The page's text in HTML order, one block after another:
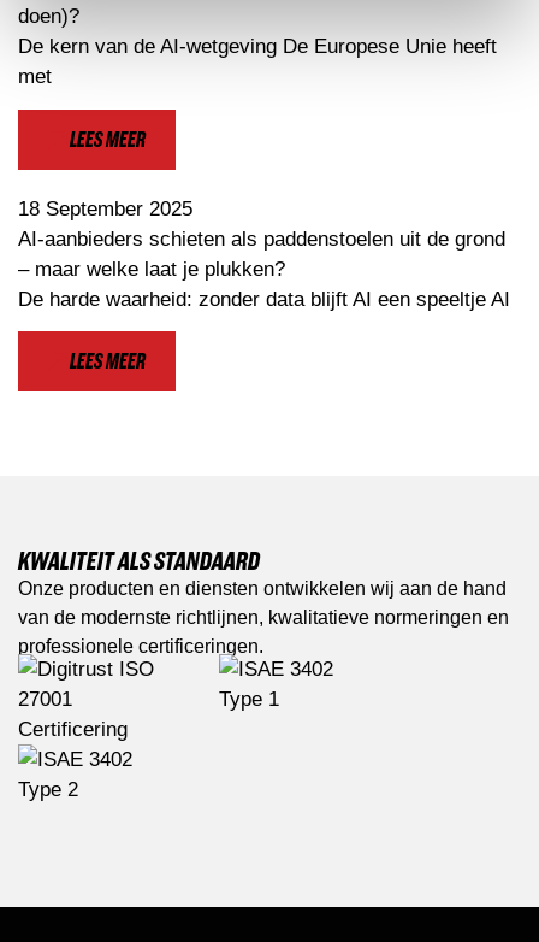
doen)?
De kern van de AI-wetgeving De Europese Unie heeft
met
LEES MEER
18 September 2025
AI-aanbieders schieten als paddenstoelen uit de grond
– maar welke laat je plukken?
De harde waarheid: zonder data blijft AI een speeltje AI
LEES MEER
KWALITEIT ALS STANDAARD
Onze producten en diensten ontwikkelen wij aan de hand
van de modernste richtlijnen, kwalitatieve normeringen en
professionele certificeringen.